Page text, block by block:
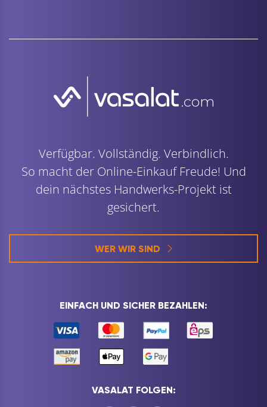
Verfügbar. Vollständig. Verbindlich.
So macht der Online-Einkauf Freude! Und
dein nächstes Handwerks-Projekt ist
gesichert.
WER WIR SIND
EINFACH UND SICHER BEZAHLEN:
VASALAT FOLGEN: